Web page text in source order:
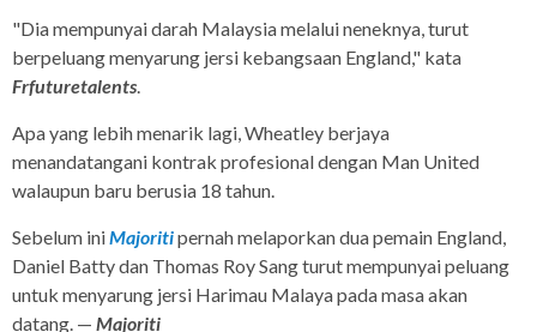
"Dia mempunyai darah Malaysia melalui neneknya, turut
berpeluang menyarung jersi kebangsaan England," kata
Frfuturetalents
Apa yang lebih menarik lagi, Wheatley berjaya
menandatangani kontrak profesional dengan Man United
walaupun baru berusia 18 tahun.
Sebelum iniMajoritipernah melaporkan dua pemain England,
Daniel Batty dan Thomas Roy Sang turut mempunyai peluang
untuk menyarung jersi Harimau Malaya pada masa akan
datang. — Majoriti